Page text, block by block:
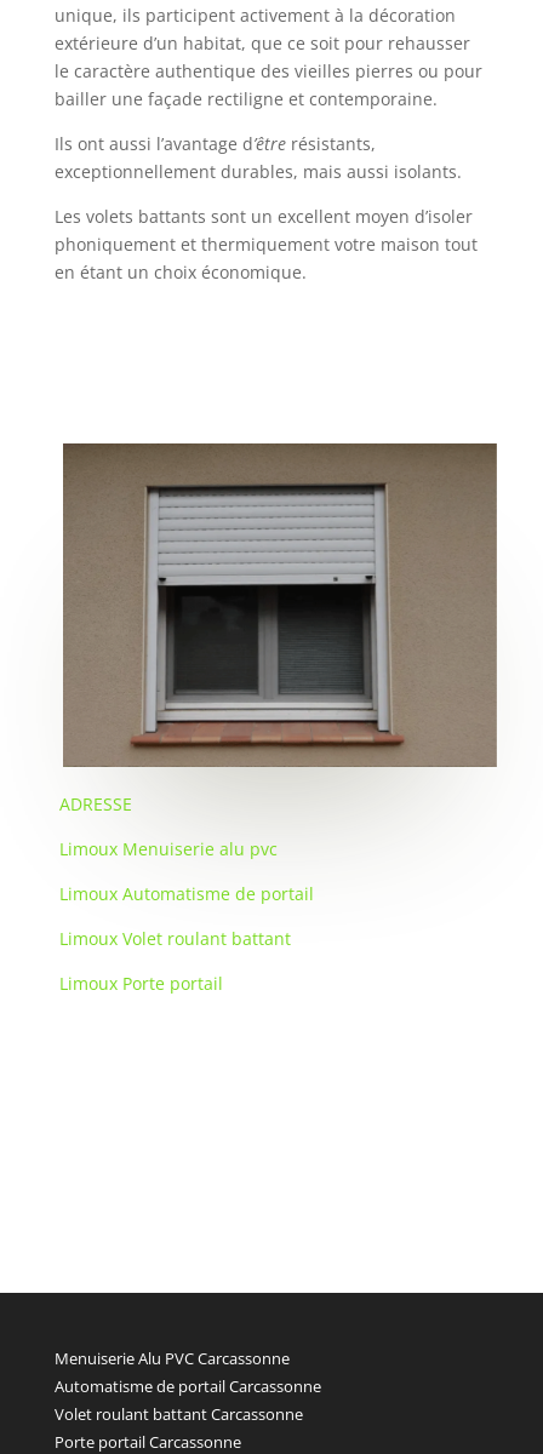
unique, ils participent activement à la décoration
extérieure d’un habitat, que ce soit pour rehausser
le caractère authentique des vieilles pierres ou pour
bailler une façade rectiligne et contemporaine.
Ils ont aussi l’avantage d’êtrerésistants,
exceptionnellement durables, mais aussi isolants.
Les volets battants sont un excellent moyen d’isoler
phoniquement et thermiquement votre maison tout
en étant un choix économique.
ADRESSE
Limoux Menuiserie alu pvc
Limoux Automatisme de portail
Limoux Volet roulant battant
Limoux Porte portail
Menuiserie Alu PVC Carcassonne
Automatisme de portail Carcassonne
Volet roulant battant Carcassonne
Porte portail Carcassonne